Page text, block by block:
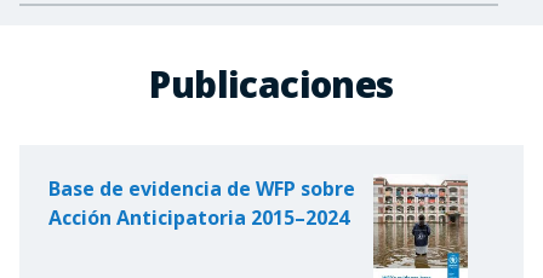
Publicaciones
Base de evidencia de WFP sobre
Acción Anticipatoria 2015–2024